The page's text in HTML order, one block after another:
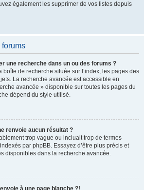
également les supprimer de vos listes depuis
forums
une recherche dans un ou des forums ?
boîte de recherche située sur l’index, les pages des
La recherche avancée est accessible en
avancée » disponible sur toutes les pages du
dépend du style utilisé.
renvoie aucun résultat ?
trop vague ou incluait trop de termes
par phpBB. Essayez d’être plus précis et
disponibles dans la recherche avancée.
à une page blanche ?!